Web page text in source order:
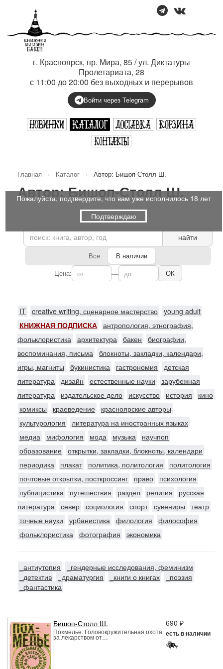
г. Красноярск, пр. Мира, 85 / ул. Диктатуры
Пролетариата, 28
с 11:00 до 20:00 без выходных и перерывов
Войти через Telegram
Главная › Каталог › Автор: Бишоп-Столл Ш.
Автор: Бишоп-Столл Ш.
найти
Все
В наличии
Цена:
— ОК
IT creative writing, сценарное мастерство young adult
КНИЖНАЯ ПОДПИСКА антропология, этнография,
фольклористика архитектура бакен
биографии,
воспоминания, письма блокноты, закладки, календари,
игры, магниты
букинистика гастрономия
детская
литература дизайн естественные науки
зарубежная
литература
издательское дело искусство история
кино
комиксы
краеведение
красноярские авторы
культурология
литература на иностранных языках
медиа
мифология мода музыка
научпоп
образование открытки, закладки, блокноты, календари
периодика
плакат политика, политология
политология
почтовые открытки, посткроссинг
право
психология
публицистика
путешествия раздел религия
русская
литература север социология спорт сувениры
театр
точные науки
урбанистика филология
философия
фольклористика фотография экономика
_антиутопия
_гендерные исследования, феминизм
_детектив
_драматургия _книги о книгах
_поэзия
_фантастика
Бишоп-Столл Ш.
Похмелье. Головокружительная охота
за лекарством от…
690 ₽
есть в наличии
Пожалуйста, подтвердите, что вам уже исполнилось 18 лет
Подтверждаю